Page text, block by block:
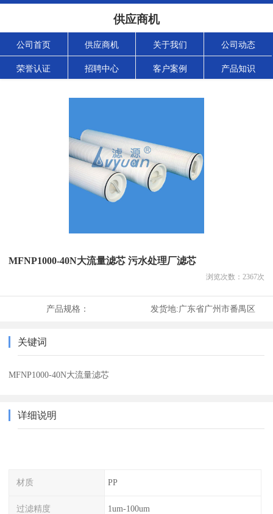
供应商机
公司首页 供应商机 关于我们 公司动态
荣誉认证 招聘中心 客户案例 产品知识
MFNP1000-40N大流量滤芯 污水处理厂滤芯
浏览次数： 2367次
产品规格： 发货地:广东省广州市番禺区
关键词
MFNP1000-40N大流量滤芯
详细说明
材质 PP
过滤精度 1um-100um